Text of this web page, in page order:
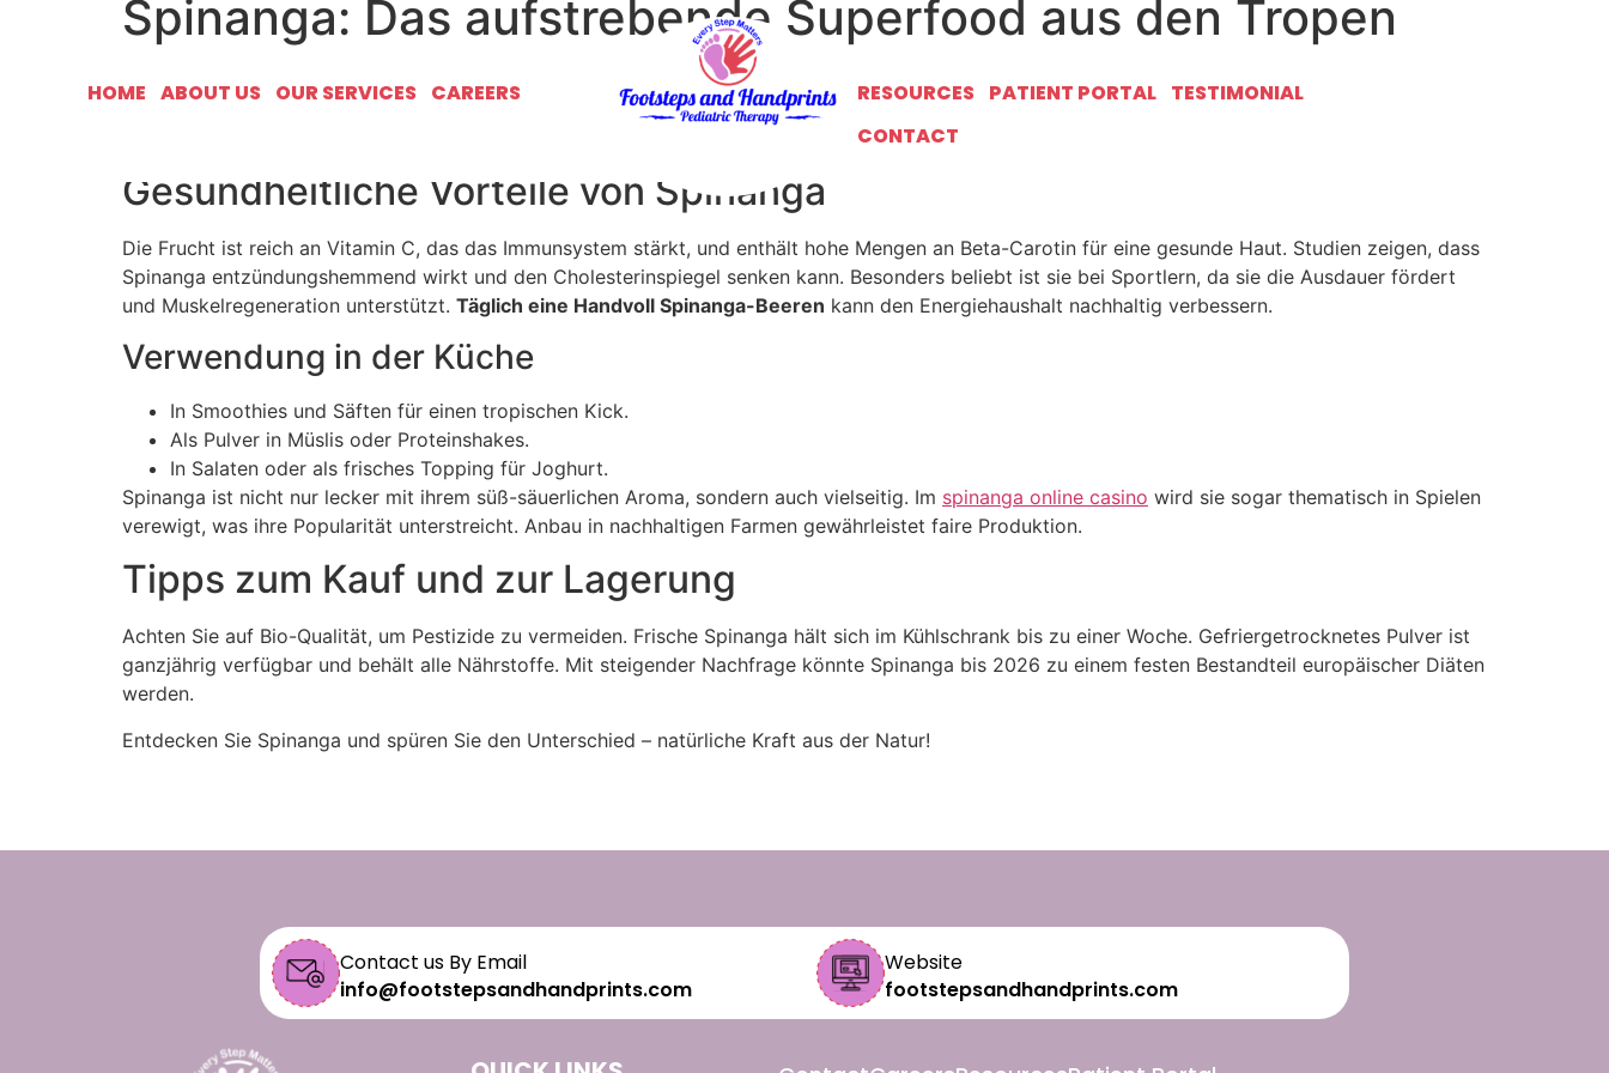
HOME ABOUT US OUR SERVICES CAREERS RESOURCES PATIENT PORTAL TESTIMONIAL
CONTACT
Spinanga: Das aufstrebende Superfood aus den Tropen
Spinanga, eine exotische Frucht aus den dichten Regenwäldern Südamerikas, erobert derzeit die Welt der gesunden Ernährung. Diese leuchtend
, wächst an hohen Rankpflanzen und wird seit Jahrhunderten von indigenen Völkern als Heilmittel
genutzt. Ihre einzigartige Kombination aus Vitaminen, Antioxidantien und seltenen Bioflavonoiden macht sie zu einem echten Superfood.
Gesundheitliche Vorteile von Spinanga
Die Frucht ist reich an Vitamin C, das das Immunsystem stärkt, und enthält hohe Mengen an Beta-Carotin für eine gesunde Haut. Studien zeigen, dass
Spinanga entzündungshemmend wirkt und den Cholesterinspiegel senken kann. Besonders beliebt ist sie bei Sportlern, da sie die Ausdauer fördert
und Muskelregeneration unterstützt. Täglich eine Handvoll Spinanga-Beeren kann den Energiehaushalt nachhaltig verbessern.
Verwendung in der Küche
In Smoothies und Säften für einen tropischen Kick.
Als Pulver in Müslis oder Proteinshakes.
In Salaten oder als frisches Topping für Joghurt.
Spinanga ist nicht nur lecker mit ihrem süß-säuerlichen Aroma, sondern auch vielseitig. Im spinanga online casino wird sie sogar thematisch in Spielen
verewigt, was ihre Popularität unterstreicht. Anbau in nachhaltigen Farmen gewährleistet faire Produktion.
Tipps zum Kauf und zur Lagerung
Achten Sie auf Bio-Qualität, um Pestizide zu vermeiden. Frische Spinanga hält sich im Kühlschrank bis zu einer Woche. Gefriergetrocknetes Pulver ist
ganzjährig verfügbar und behält alle Nährstoffe. Mit steigender Nachfrage könnte Spinanga bis 2026 zu einem festen Bestandteil europäischer Diäten
werden.
Entdecken Sie Spinanga und spüren Sie den Unterschied – natürliche Kraft aus der Natur!
Contact us By Email
info@footstepsandhandprints.com
Website
footstepsandhandprints.com